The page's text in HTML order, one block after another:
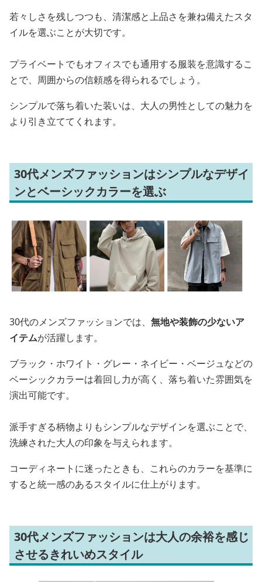
若々しさを残しつつも、清潔感と上品さを兼ね備えたスタ
イルを選ぶことが大切です。
プライベートでもオフィスでも通用する服装を意識するこ
とで、周囲からの信頼感を得られるでしょう。
シンプルで落ち着いた装いは、大人の男性としての魅力を
より引き立ててくれます。
30代メンズファッションはシンプルなデザイ
ンとベーシックカラーを選ぶ
30代のメンズファッションでは、 無地や装飾の少ないア
イテムが活躍します。
ブラック・ホワイト・グレー・ネイビー・ベージュなどの
ベーシックカラーは着回し力が高く、落ち着いた雰囲気を
演出可能です。
派手すぎる柄物よりもシンプルなデザインを選ぶことで、
洗練された大人の印象を与えられます。
コーディネートに迷ったときも、これらのカラーを基準に
すると統一感のあるスタイルに仕上がります。
30代メンズファッションは大人の余裕を感じ
させるきれいめスタイル